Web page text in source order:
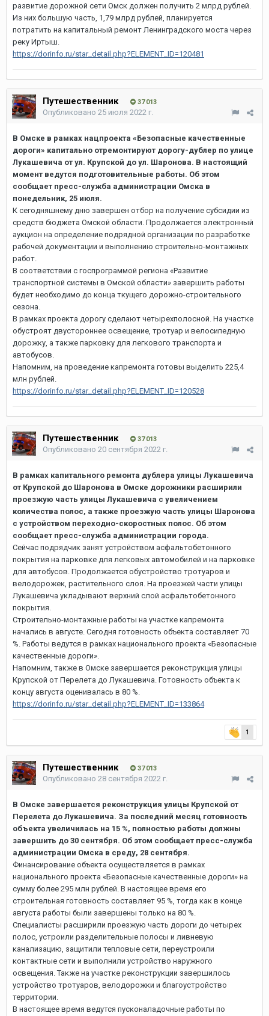
развитие дорожной сети Омск должен получить 2 млрд рублей.
Из них большую часть, 1,79 млрд рублей, планируется
потратить на капитальный ремонт Ленинградского моста через
реку Иртыш.
https://dorinfo.ru/star_detail.php?ELEMENT_ID=120481
Путешественник 37 013
Опубликовано 25 июля 2022 г.
В Омске в рамках нацпроекта «Безопасные качественные
дороги» капитально отремонтируют дорогу-дублер по улице
Лукашевича от ул. Крупской до ул. Шаронова. В настоящий
момент ведутся подготовительные работы. Об этом
сообщает пресс-служба администрации Омска в
понедельник, 25 июля.
К сегодняшнему дню завершен отбор на получение субсидии из
средств бюджета Омской области. Продолжается электронный
аукцион на определение подрядной организации по разработке
рабочей документации и выполнению строительно-монтажных
работ.
В соответствии с госпрограммой региона «Развитие
транспортной системы в Омской области» завершить работы
будет необходимо до конца ткущего дорожно-строительного
сезона.
В рамках проекта дорогу сделают четырехполосной. На участке
обустроят двустороннее освещение, тротуар и велосипедную
дорожку, а также парковку для легкового транспорта и
автобусов.
Напомним, на проведение капремонта готовы выделить 225,4
млн рублей.
https://dorinfo.ru/star_detail.php?ELEMENT_ID=120528
Путешественник 37 013
Опубликовано 20 сентября 2022 г.
В рамках капитального ремонта дублера улицы Лукашевича
от Крупской до Шаронова в Омске дорожники расширили
проезжую часть улицы Лукашевича с увеличением
количества полос, а также проезжую часть улицы Шаронова
с устройством переходно-скоростных полос. Об этом
сообщает пресс-служба администрации города.
Сейчас подрядчик занят устройством асфальтобетонного
покрытия на парковке для легковых автомобилей и на парковке
для автобусов. Продолжается обустройство тротуаров и
велодорожек, растительного слоя. На проезжей части улицы
Лукашевича укладывают верхний слой асфальтобетонного
покрытия.
Строительно-монтажные работы на участке капремонта
начались в августе. Сегодня готовность объекта составляет 70
%. Работы ведутся в рамках национального проекта «Безопасные
качественные дороги».
Напомним, также в Омске завершается реконструкция улицы
Крупской от Перелета до Лукашевича. Готовность объекта к
концу августа оценивалась в 80 %.
https://dorinfo.ru/star_detail.php?ELEMENT_ID=133864
1
Путешественник 37 013
Опубликовано 28 сентября 2022 г.
В Омске завершается реконструкция улицы Крупской от
Перелета до Лукашевича. За последний месяц готовность
объекта увеличилась на 15 %, полностью работы должны
завершить до 30 сентября. Об этом сообщает пресс-служба
администрации Омска в среду, 28 сентября.
Финансирование объекта осуществляется в рамках
национального проекта «Безопасные качественные дороги» на
сумму более 295 млн рублей. В настоящее время его
строительная готовность составляет 95 %, тогда как в конце
августа работы были завершены только на 80 %.
Специалисты расширили проезжую часть дороги до четырех
полос, устроили разделительные полосы и ливневую
канализацию, защитили тепловые сети, переустроили
контактные сети и выполнили устройство наружного
освещения. Также на участке реконструкции завершилось
устройство тротуаров, велодорожки и благоустройство
территории.
В настоящее время ведутся пусконаладочные работы по